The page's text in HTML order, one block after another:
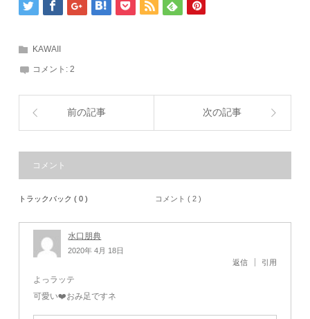
KAWAII
コメント:2
前の記事 次の記事
コメント
トラックバック ( 0 ) コメント ( 2 )
水口朋典
2020年 4月 18日
返信
引用
よっ️ラッテ
可愛い❤️おみ足ですネ️